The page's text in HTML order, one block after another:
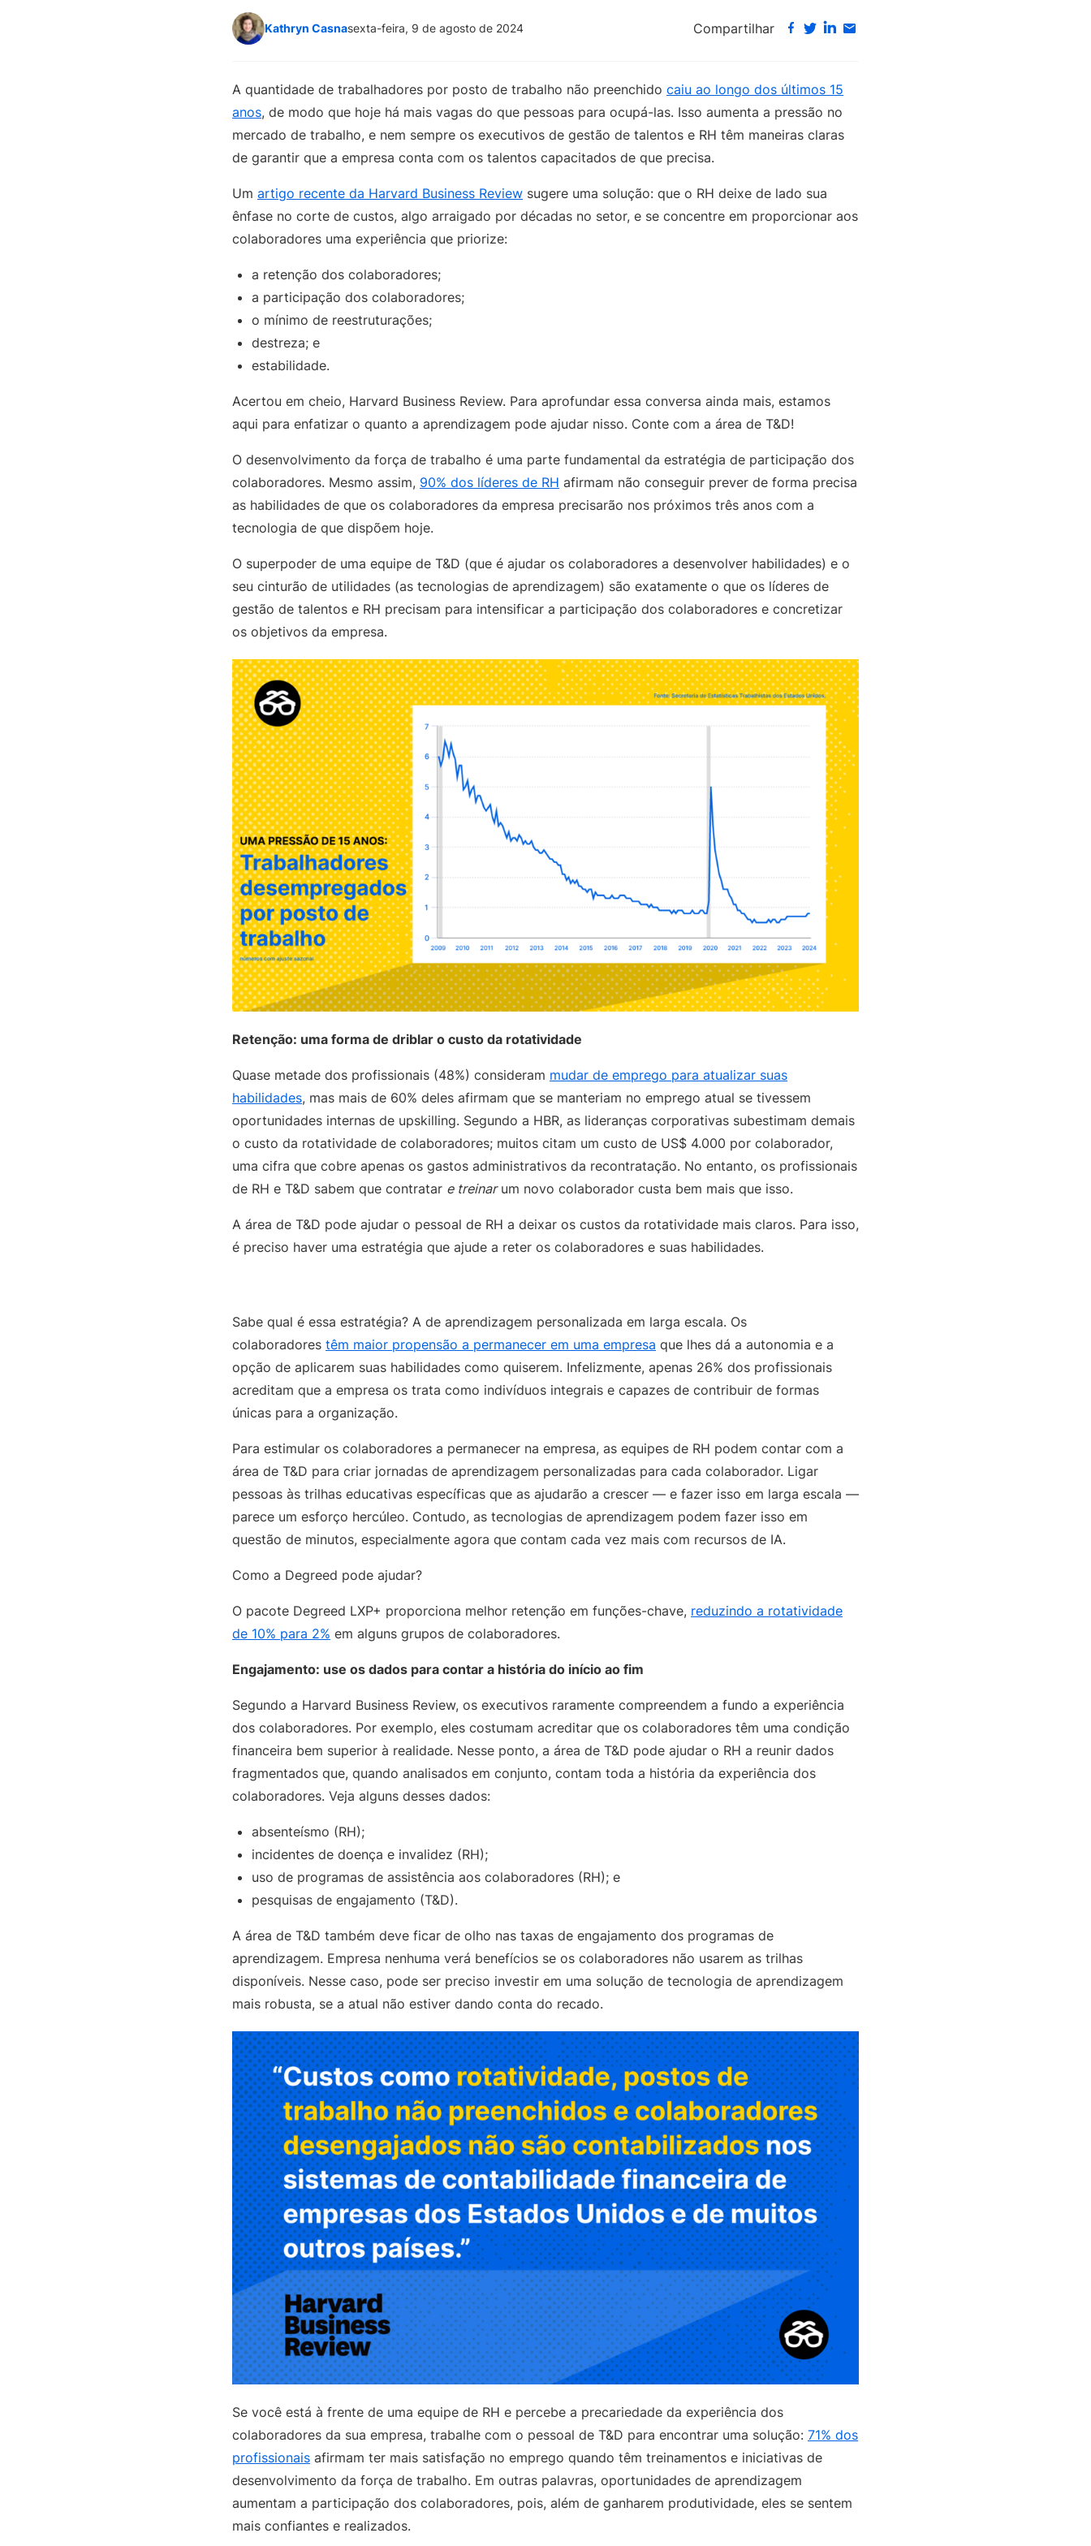
Kathryn Casnasexta-feira, 9 de agosto de 2024 Compartilhar
A quantidade de trabalhadores por posto de trabalho não preenchido caiu ao longo dos últimos 15
anos, de modo que hoje há mais vagas do que pessoas para ocupá-las. Isso aumenta a pressão no
mercado de trabalho, e nem sempre os executivos de gestão de talentos e RH têm maneiras claras
de garantir que a empresa conta com os talentos capacitados de que precisa.
Um artigo recente da Harvard Business Review sugere uma solução: que o RH deixe de lado sua
ênfase no corte de custos, algo arraigado por décadas no setor, e se concentre em proporcionar aos
colaboradores uma experiência que priorize:
a retenção dos colaboradores;
a participação dos colaboradores;
o mínimo de reestruturações;
destreza; e
estabilidade.
Acertou em cheio, Harvard Business Review. Para aprofundar essa conversa ainda mais, estamos
aqui para enfatizar o quanto a aprendizagem pode ajudar nisso. Conte com a área de T&D!
O desenvolvimento da força de trabalho é uma parte fundamental da estratégia de participação dos
colaboradores. Mesmo assim, 90% dos líderes de RH afirmam não conseguir prever de forma precisa
as habilidades de que os colaboradores da empresa precisarão nos próximos três anos com a
tecnologia de que dispõem hoje.
O superpoder de uma equipe de T&D (que é ajudar os colaboradores a desenvolver habilidades) e o
seu cinturão de utilidades (as tecnologias de aprendizagem) são exatamente o que os líderes de
gestão de talentos e RH precisam para intensificar a participação dos colaboradores e concretizar
os objetivos da empresa.
Retenção: uma forma de driblar o custo da rotatividade
Quase metade dos profissionais (48%) consideram mudar de emprego para atualizar suas
habilidades, mas mais de 60% deles afirmam que se manteriam no emprego atual se tivessem
oportunidades internas de upskilling. Segundo a HBR, as lideranças corporativas subestimam demais
o custo da rotatividade de colaboradores; muitos citam um custo de US$ 4.000 por colaborador,
uma cifra que cobre apenas os gastos administrativos da recontratação. No entanto, os profissionais
de RH e T&D sabem que contratar e treinarum novo colaborador custa bem mais que isso.
A área de T&D pode ajudar o pessoal de RH a deixar os custos da rotatividade mais claros. Para isso,
é preciso haver uma estratégia que ajude a reter os colaboradores e suas habilidades.
Sabe qual é essa estratégia? A de aprendizagem personalizada em larga escala. Os
colaboradores têm maior propensão a permanecer em uma empresa que lhes dá a autonomia e a
opção de aplicarem suas habilidades como quiserem. Infelizmente, apenas 26% dos profissionais
acreditam que a empresa os trata como indivíduos integrais e capazes de contribuir de formas
únicas para a organização.
Para estimular os colaboradores a permanecer na empresa, as equipes de RH podem contar com a
área de T&D para criar jornadas de aprendizagem personalizadas para cada colaborador. Ligar
pessoas às trilhas educativas específicas que as ajudarão a crescer — e fazer isso em larga escala —
parece um esforço hercúleo. Contudo, as tecnologias de aprendizagem podem fazer isso em
questão de minutos, especialmente agora que contam cada vez mais com recursos de IA.
Como a Degreed pode ajudar?
O pacote Degreed LXP+ proporciona melhor retenção em funções-chave, reduzindo a rotatividade
de 10% para 2% em alguns grupos de colaboradores.
Engajamento: use os dados para contar a história do início ao fim
Segundo a Harvard Business Review, os executivos raramente compreendem a fundo a experiência
dos colaboradores. Por exemplo, eles costumam acreditar que os colaboradores têm uma condição
financeira bem superior à realidade. Nesse ponto, a área de T&D pode ajudar o RH a reunir dados
fragmentados que, quando analisados em conjunto, contam toda a história da experiência dos
colaboradores. Veja alguns desses dados:
absenteísmo (RH);
incidentes de doença e invalidez (RH);
uso de programas de assistência aos colaboradores (RH); e
pesquisas de engajamento (T&D).
A área de T&D também deve ficar de olho nas taxas de engajamento dos programas de
aprendizagem. Empresa nenhuma verá benefícios se os colaboradores não usarem as trilhas
disponíveis. Nesse caso, pode ser preciso investir em uma solução de tecnologia de aprendizagem
mais robusta, se a atual não estiver dando conta do recado.
Se você está à frente de uma equipe de RH e percebe a precariedade da experiência dos
colaboradores da sua empresa, trabalhe com o pessoal de T&D para encontrar uma solução: 71% dos
profissionais afirmam ter mais satisfação no emprego quando têm treinamentos e iniciativas de
desenvolvimento da força de trabalho. Em outras palavras, oportunidades de aprendizagem
aumentam a participação dos colaboradores, pois, além de ganharem produtividade, eles se sentem
mais confiantes e realizados.